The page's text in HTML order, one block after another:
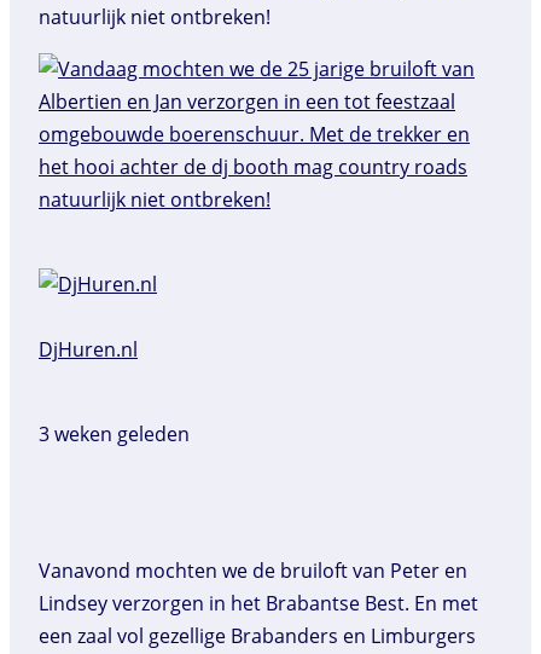
natuurlijk niet ontbreken!
DjHuren.nl️
3 weken geleden
Vanavond mochten we de bruiloft van Peter en
Lindsey verzorgen in het Brabantse Best. En met
een zaal vol gezellige Brabanders en Limburgers